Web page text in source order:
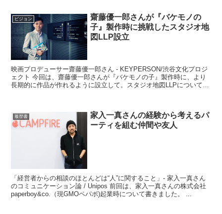
ビジョン
齋藤優一郎さんが『バケモノの
子』製作時に挑戦したスタジオ地
図LLP設立
映画プロデューサー齋藤優一郎さん - KEYPERSON/渋谷文化プロジ
ェクト 今回は、齋藤優一郎さんが『バケモノの子』製作時に、より
長期的に作品が作れるように設立して。スタジオ地図LLPについてい
履歴書
家入一真さんの経験から考えるパ
ーティを組む仲間や友人
「経営者からの相談のほとんどは“人”に関すること」- 家入一真さん
のコミュニケーション論 / Unipos 前回は、家入一真さんの株式会社